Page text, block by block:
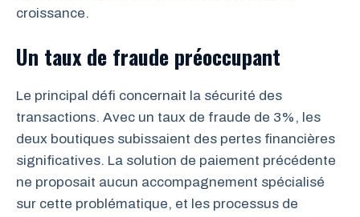
croissance.
Un taux de fraude préoccupant
Le principal défi concernait la sécurité des
transactions. Avec un taux de fraude de 3%, les
deux boutiques subissaient des pertes financières
significatives. La solution de paiement précédente
ne proposait aucun accompagnement spécialisé
sur cette problématique, et les processus de